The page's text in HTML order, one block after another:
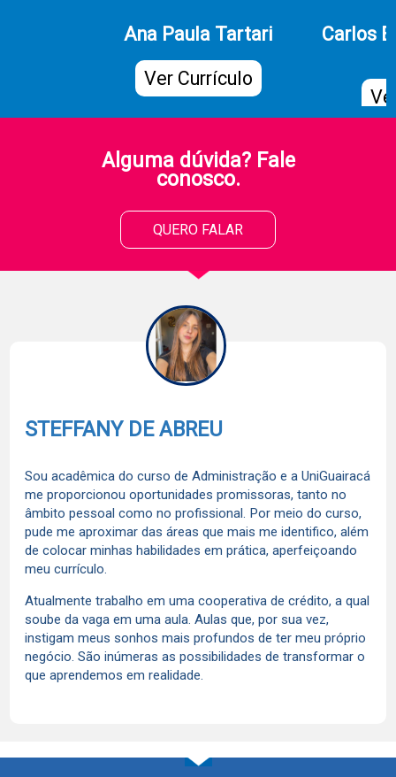
Ana Paula Tartari
Ver Currículo
Carlos
Alguma dúvida? Fale
conosco.
QUERO FALAR
STEFFANY DE ABREU
Sou acadêmica do curso de Administração e a UniGuairacá
me proporcionou oportunidades promissoras, tanto no
âmbito pessoal como no profissional. Por meio do curso,
pude me aproximar das áreas que mais me identifico, além
de colocar minhas habilidades em prática, aperfeiçoando
meu currículo.
Atualmente trabalho em uma cooperativa de crédito, a qual
soube da vaga em uma aula. Aulas que, por sua vez,
instigam meus sonhos mais profundos de ter meu próprio
negócio. São inúmeras as possibilidades de transformar o
que aprendemos em realidade.